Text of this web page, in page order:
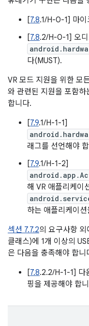
[7.8.1/H-0-1] 마이
[7.8.2/H-0-1] 오디
다(MUST).
VR 모드 지원을 위한 모
와 관련된 지원을 포함
합니다.
[7.9.1/H-1-1]
래그를 선언해야
[7.9.1/H-1-2]
해 VR 애플리케이
하는 애플리케이
섹션 7.7.2의 요구사항
클래스)에 1개 이상의
은 다음을 충족해야 합니
[7.8.2.2/H-1-1] 다
핑을 제공해야 합